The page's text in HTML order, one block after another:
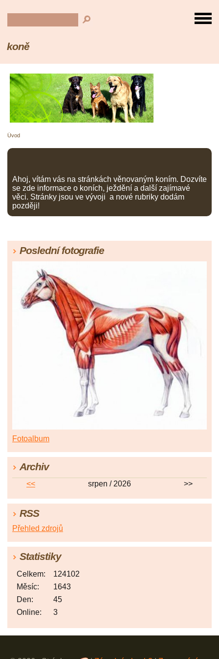
koně
Úvod
Ahoj, vítám vás na stránkách věnovaným koním. Dozvíte
se zde informace o koních, ježdění a další zajímavé
věci. Stránky jsou ve vývoji a nové rubriky dodám
později!
Poslední fotografie
Fotoalbum
Archiv
<< srpen / 2026 >>
RSS
Přehled zdrojů
Statistiky
Online: 3
Celkem:
124102
Měsíc:
1643
Den:
45